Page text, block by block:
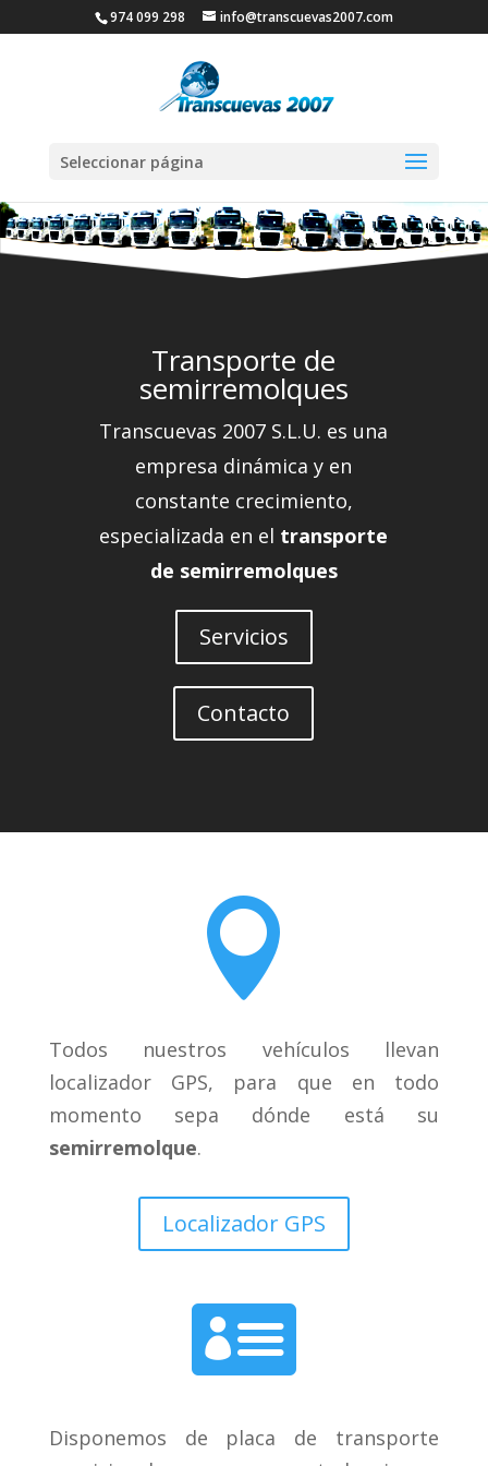
974 099 298 info@transcuevas2007.com
Seleccionar página
Transporte de
semirremolques
Transcuevas 2007 S.L.U. es una
empresa dinámica y en
constante crecimiento,
especializada en el transporte
de semirremolques
Servicios
Contacto

Todos nuestros vehículos llevan
localizador GPS, para que en todo
momento sepa dónde está su
semirremolque.
Localizador GPS

Disponemos de placa de transporte